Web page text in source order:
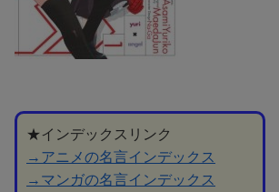
★インデックスリンク
→アニメの名言インデックス
→マンガの名言インデックス